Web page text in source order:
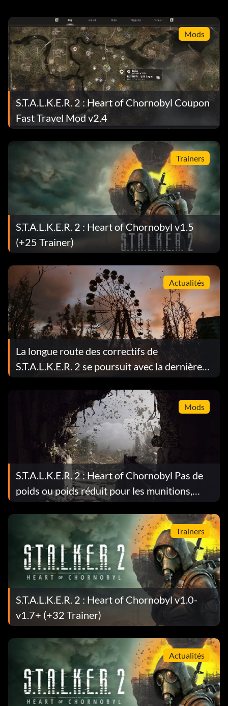
Mods
S.T.A.L.K.E.R. 2 : Heart of Chornobyl Coupon
Fast Travel Mod v2.4
Trainers
S.T.A.L.K.E.R. 2 : Heart of Chornobyl v1.5
(+25 Trainer)
Actualités
La longue route des correctifs de
S.T.A.L.K.E.R. 2 se poursuit avec la dernière
mise à jour.
Mods
S.T.A.L.K.E.R. 2 : Heart of Chornobyl Pas de
poids ou poids réduit pour les munitions,
grenades, médicaments et nourriture Mod
Trainers
S.T.A.L.K.E.R. 2 : Heart of Chornobyl v1.0-
v1.7+ (+32 Trainer)
Actualités